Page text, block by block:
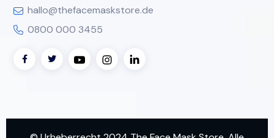
hallo@thefacemaskstore.de
0800 000 3455